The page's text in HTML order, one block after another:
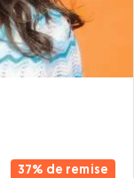
37% de remise